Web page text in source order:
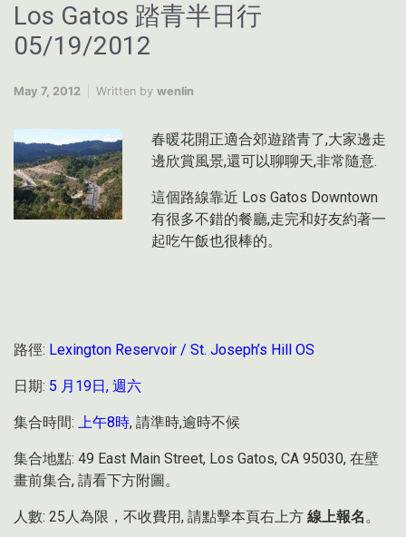
Los Gatos 踏青半日行
05/19/2012
May 7, 2012 Written by wenlin
春暖花開正適合郊遊踏青了,大家邊走
邊欣賞風景,還可以聊聊天,非常隨意.
這個路線靠近 Los Gatos Downtown
有很多不錯的餐廳,走完和好友約著一
起吃午飯也很棒的。
路徑: Lexington Reservoir / St. Joseph’s Hill OS
日期: 5 月19日, 週六
集合時間: 上午8時, 請準時,逾時不候
集合地點: 49 East Main Street, Los Gatos, CA 95030, 在壁
畫前集合, 請看下方附圖。
人數: 25人為限，不收費用, 請點擊本頁右上方 線上報名。